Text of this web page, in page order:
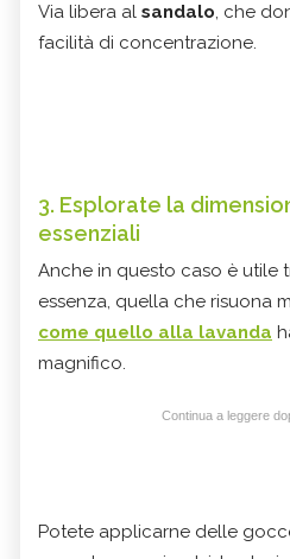
Via libera al sandalo, che
facilità di concentrazione.
3. Esplorate la
essenziali
Anche in questo caso è utile
essenza, quella che risuona
come quello alla lavanda
magnifico.
Continua a leggere
Potete applicarne delle